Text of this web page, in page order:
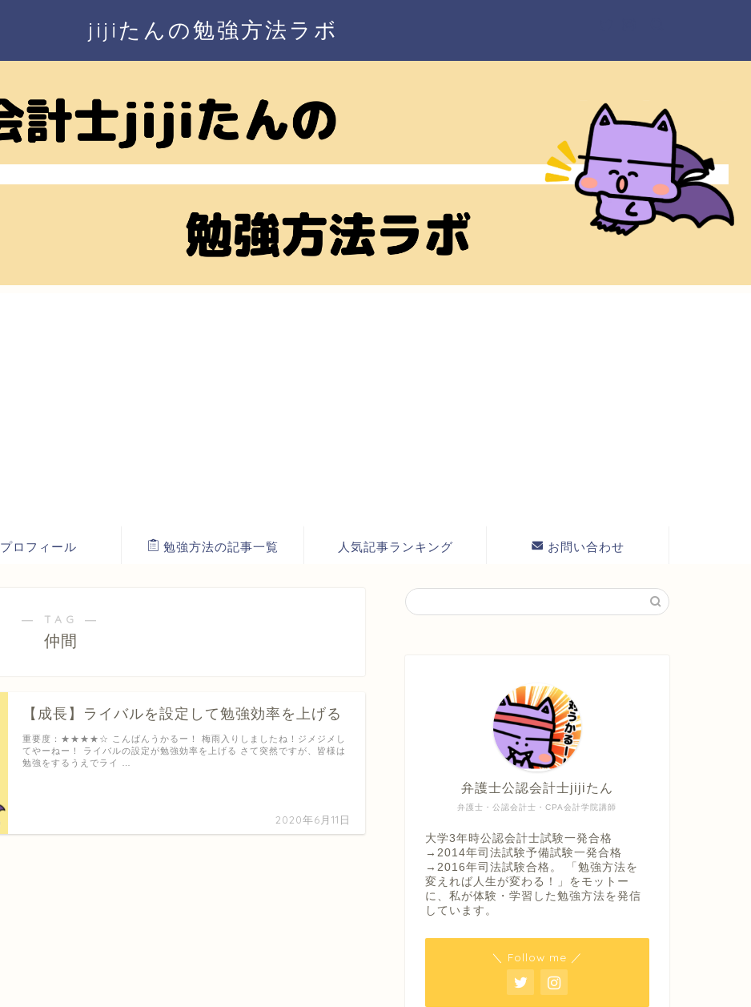
jijiたんの勉強方法ラボ
プロフィール 勉強方法の記事一覧 人気記事ランキング お問い合わせ
― TAG ―
仲間
【成長】ライバルを設定して勉強効率を上げる
2020年6月11日
重要度：★★★★☆ こんばんうかるー！ 梅雨入りしましたね！ジメジメし
てやーねー！ ライバルの設定が勉強効率を上げる さて突然ですが、皆様は
勉強をするうえでライ …
弁護士・公認会計士・CPA会計学院講師
弁護士公認会計士jijiたん
大学3年時公認会計士試験一発合格
→2014年司法試験予備試験一発合格
→2016年司法試験合格。 「勉強方法を
変えれば人生が変わる！」をモットー
に、私が体験・学習した勉強方法を発信
しています。
＼ Follow me ／